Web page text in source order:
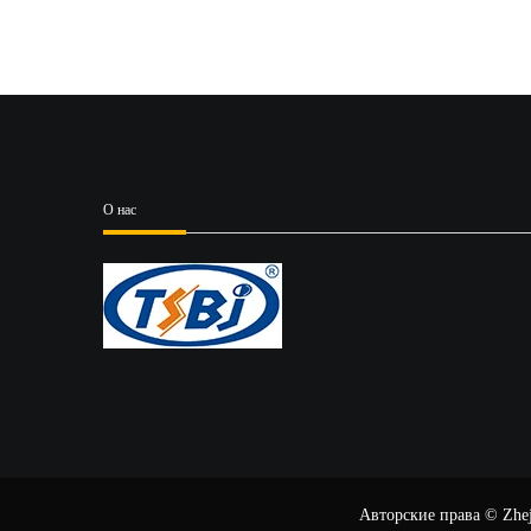
О нас
Авторские права ©